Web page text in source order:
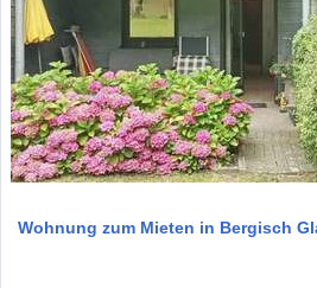
Wohnung zum Mieten in Bergisch